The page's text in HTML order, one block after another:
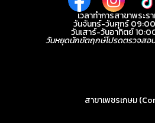
เวลาทำการสาขาพระร
วันจันทร์-วันศุกร์
วันเสาร์-วันอาทิตย์
วันหยุดนักขัตฤกษ์โปรดตรวจสอ
สาขาเพชรเกษม